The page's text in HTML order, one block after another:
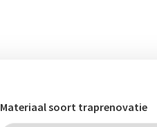
Materiaal soort traprenovatie